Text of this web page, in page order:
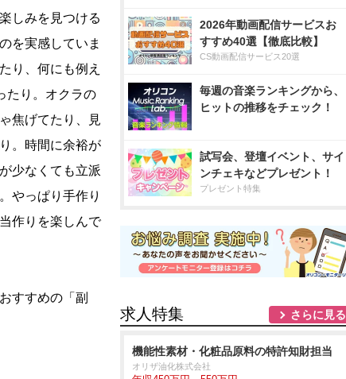
しみを見つける
を実感していま
り、何にも例え
たり。オクラの
焦げてたり、見
。時間に余裕が
少なくても立派
やっぱり手作り
作りを楽しんで
すすめの「副
2026年動画配信サービスお
すすめ40選【徹底比較】
CS動画配信サービス20選
毎週の音楽ランキングから、
ヒットの推移をチェック！
試写会、登壇イベント、サイ
ンチェキなどプレゼント！
プレゼント特集
求人特集 さらに見る
機能性素材・化粧品原料の特許知財担当
オリザ油化株式会社